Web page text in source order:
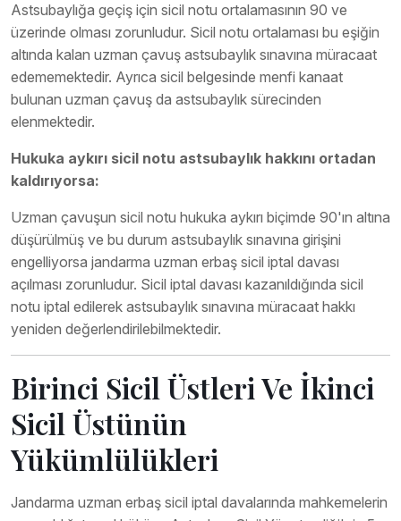
Astsubaylığa geçiş için sicil notu ortalamasının 90 ve
üzerinde olması zorunludur. Sicil notu ortalaması bu eşiğin
altında kalan uzman çavuş astsubaylık sınavına müracaat
edememektedir. Ayrıca sicil belgesinde menfi kanaat
bulunan uzman çavuş da astsubaylık sürecinden
elenmektedir.
Hukuka aykırı sicil notu astsubaylık hakkını ortadan
kaldırıyorsa:
Uzman çavuşun sicil notu hukuka aykırı biçimde 90'ın altına
düşürülmüş ve bu durum astsubaylık sınavına girişini
engelliyorsa jandarma uzman erbaş sicil iptal davası
açılması zorunludur. Sicil iptal davası kazanıldığında sicil
notu iptal edilerek astsubaylık sınavına müracaat hakkı
yeniden değerlendirilebilmektedir.
Birinci Sicil Üstleri Ve İkinci
Sicil Üstünün
Yükümlülükleri
Jandarma uzman erbaş sicil iptal davalarında mahkemelerin